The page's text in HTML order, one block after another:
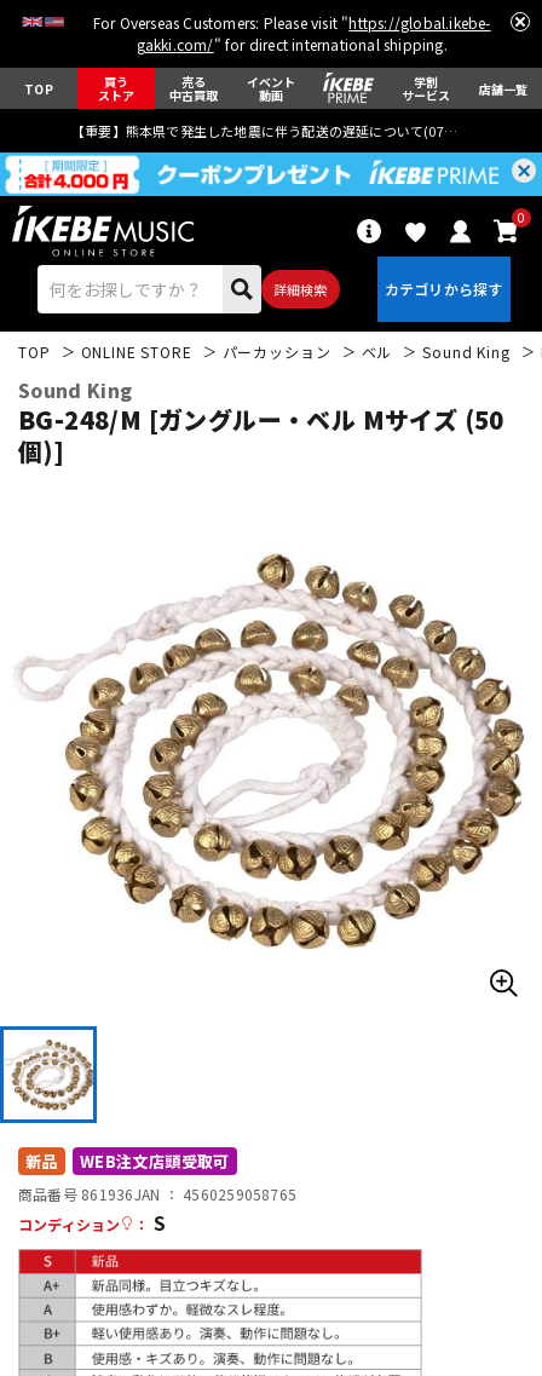
For Overseas Customers: Please visit "https://global.ikebe-
gakki.com/" for direct international shipping.
TOP 買う
ストア
売る
中古買取
イベント
動画
学割
サービス 店舗一覧
【重要】熊本県で発生した地震に伴う配送の遅延について(07月29日
詳細検索
0
ウクレレ
ドラム パーカッション
キーボード 電子ピアノ
管楽器 その他楽器
エフェクター
配信/ライブ機器
中古 ヴィンテージ
TOP ONLINE STORE パーカッション ベル Sound King
Sound King
BG-248/M [ガングルー・ベル Mサイズ (50
個)]
新品 WEB注文店頭受取可
商品番号 861936JAN ： 4560259058765
コンディション
： S